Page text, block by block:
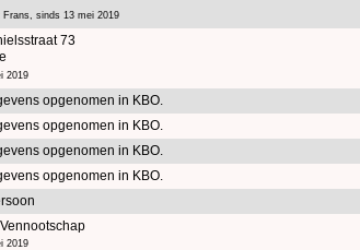
Frans, sinds 13 mei 2019
73
2019
opgenomen in KBO.
opgenomen in KBO.
opgenomen in KBO.
opgenomen in KBO.
2019